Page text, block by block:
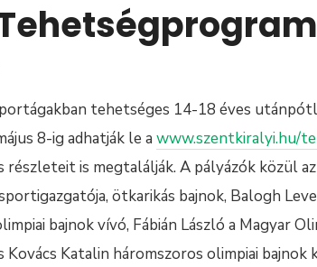
tehetséges 14-18 éves
8-ig adhatják le a www.szentkiralyi.hu/
is megtalálják. A pályázók közül
ötkarikás bajnok, Balogh
bajnok vívó, Fábián László a Magyar
Katalin háromszoros olimpiai bajnok